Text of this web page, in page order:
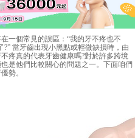
個常見的誤區：“我的牙不疼也不
當牙齒出現小黑點或輕微缺損時，由
疼真的代表牙齒健康嗎?對於許多跨境
是他們比較關心的問題之一。下面咱們
勢。